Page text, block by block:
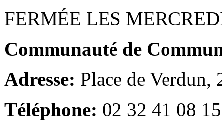
FERMÉE LES
Communauté de
Adresse: Place de Verdun,
Téléphone: 02 32 41 08 15